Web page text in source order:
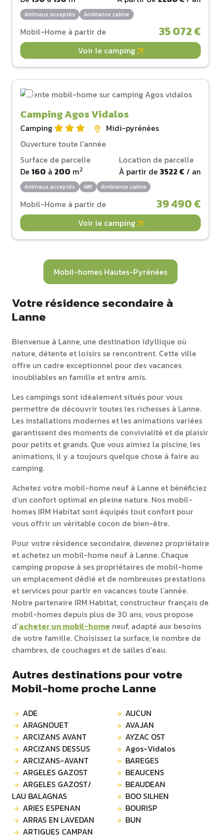
Animaux acceptés Ambiance calme
Mobil-Home à partir de 35 072 €
Voir le camping
Camping Agos Vidalos
Camping
Midi-pyrénées
Ouverture toute l'année
Surface de parcelle
De 160 à 200 m2
Location de parcelle
À partir de 3522 € / an
Animaux acceptés Wifi Ambiance calme
Mobil-Home à partir de 39 490 €
Voir le camping
Mobil-homes Hautes-Pyrénées
Votre résidence secondaire à
Lanne
Bienvenue à Lanne, une destination idyllique où
nature, détente et loisirs se rencontrent. Cette ville
offre un cadre exceptionnel pour des vacances
inoubliables en famille et entre amis.
Les campings sont idéalement situés pour vous
permettre de découvrir toutes les richesses à Lanne.
Les installations modernes et les animations variées
garantissent des moments de convivialité et de plaisir
pour petits et grands. Que vous aimiez la piscine, les
animations, il y a toujours quelque chose à faire au
camping.
Achetez votre mobil-home neuf à Lanne et bénéficiez
d’un confort optimal en pleine nature. Nos mobil-
homes IRM Habitat sont équipés tout confort pour
vous offrir un véritable cocon de bien-être.
Pour votre résidence secondaire, devenez propriétaire
et achetez un mobil-home neuf à Lanne. Chaque
camping propose à ses propriétaires de mobil-home
un emplacement dédié et de nombreuses prestations
et services pour partir en vacances toute l’année.
Notre partenaire IRM Habitat, constructeur français de
mobil-homes depuis plus de 30 ans, vous propose
d’acheter un mobil-home neuf, adapté aux besoins
de votre famille. Choisissez la surface, le nombre de
chambres, de couchages et de salles d’eau.
Autres destinations pour votre
Mobil-home proche Lanne
ADE
ARAGNOUET
ARCIZANS AVANT
ARCIZANS DESSUS
ARCIZANS-AVANT
ARGELES GAZOST
ARGELES GAZOST/
LAU BALAGNAS
ARIES ESPENAN
ARRAS EN LAVEDAN
ARTIGUES CAMPAN
AUCUN
AVAJAN
AYZAC OST
Agos-Vidalos
BAREGES
BEAUCENS
BEAUDEAN
BOO SILHEN
BOURISP
BUN